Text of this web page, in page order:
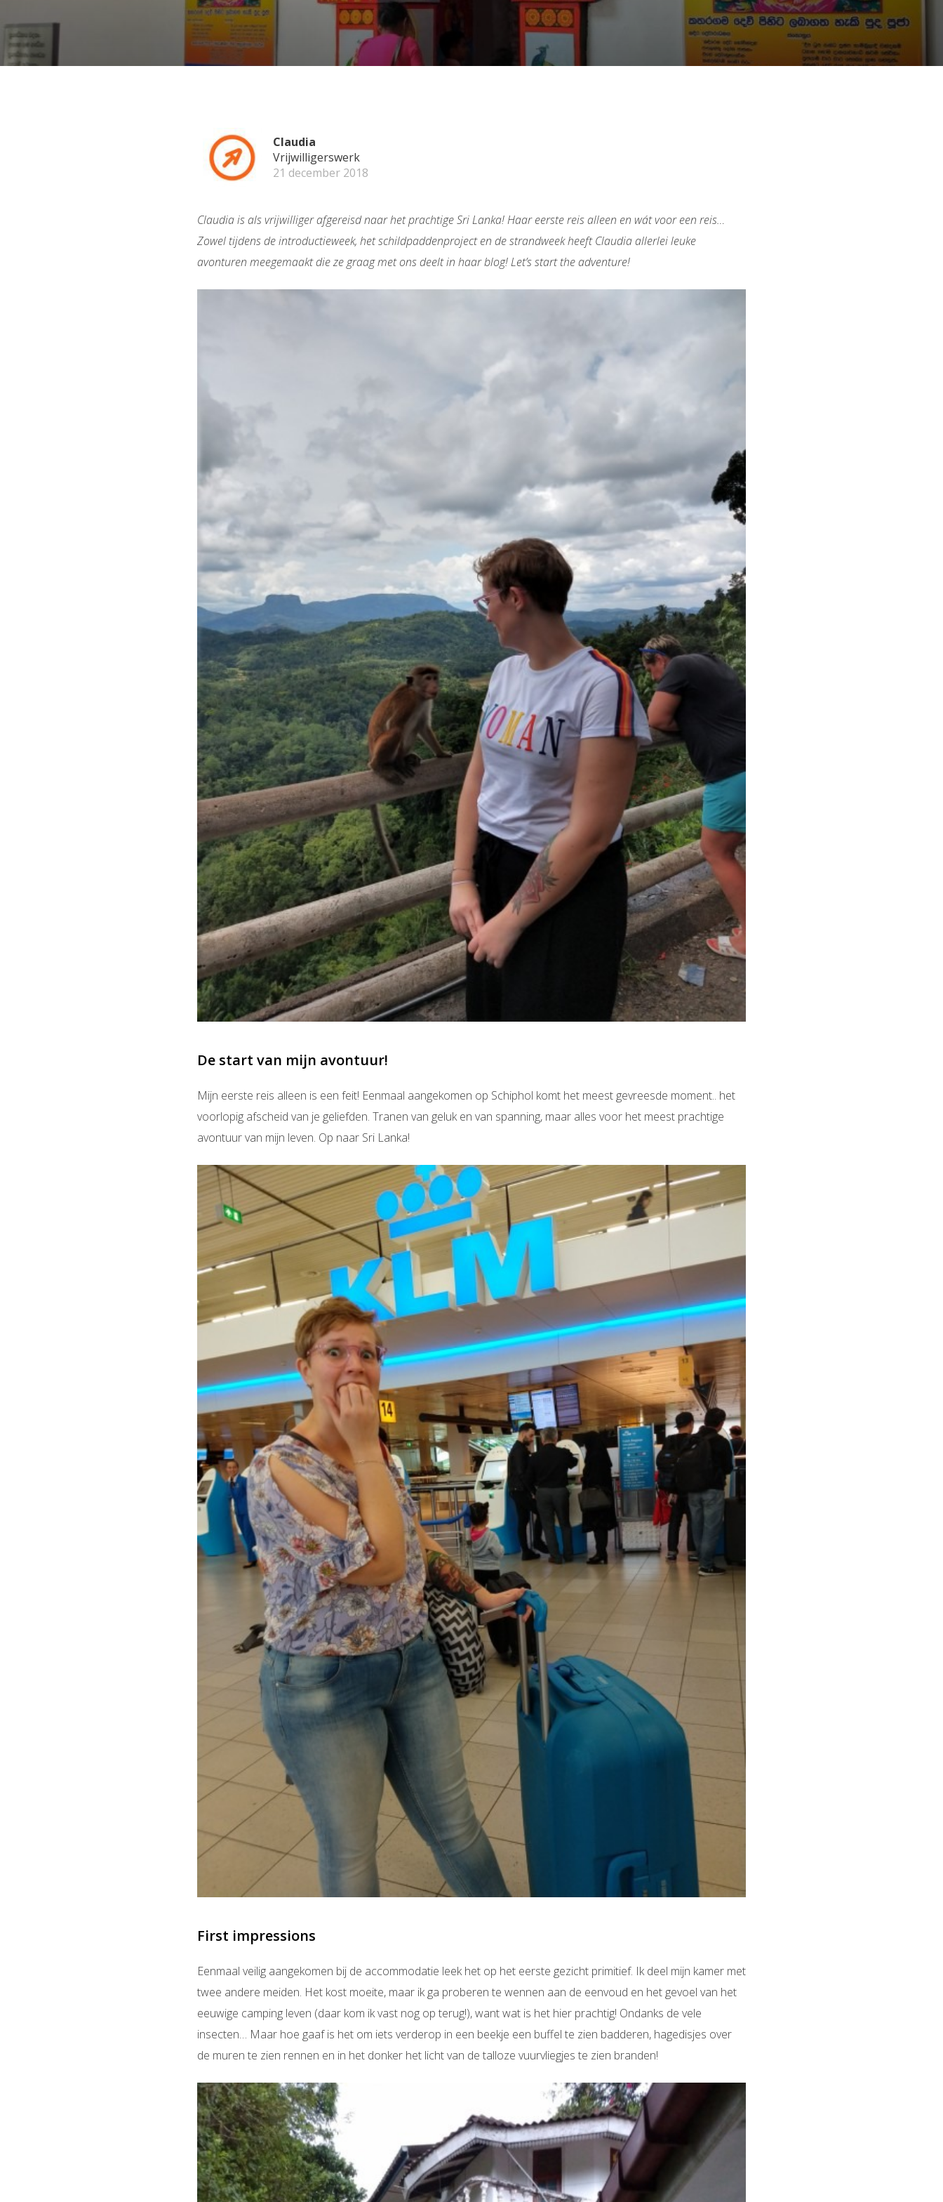
Claudia
Vrijwilligerswerk
21 december 2018
Claudia is als vrijwilliger afgereisd naar het prachtige Sri Lanka! Haar eerste reis alleen en wát voor een reis…
Zowel tijdens de introductieweek, het schildpaddenproject en de strandweek heeft Claudia allerlei leuke
avonturen meegemaakt die ze graag met ons deelt in haar blog! Let’s start the adventure!
De start van mijn avontuur!
Mijn eerste reis alleen is een feit! Eenmaal aangekomen op Schiphol komt het meest gevreesde moment.. het
voorlopig afscheid van je geliefden. Tranen van geluk en van spanning, maar alles voor het meest prachtige
avontuur van mijn leven. Op naar Sri Lanka!
First impressions
Eenmaal veilig aangekomen bij de accommodatie leek het op het eerste gezicht primitief. Ik deel mijn kamer met
twee andere meiden. Het kost moeite, maar ik ga proberen te wennen aan de eenvoud en het gevoel van het
eeuwige camping leven (daar kom ik vast nog op terug!), want wat is het hier prachtig! Ondanks de vele
insecten… Maar hoe gaaf is het om iets verderop in een beekje een buffel te zien badderen, hagedisjes over
de muren te zien rennen en in het donker het licht van de talloze vuurvliegjes te zien branden!